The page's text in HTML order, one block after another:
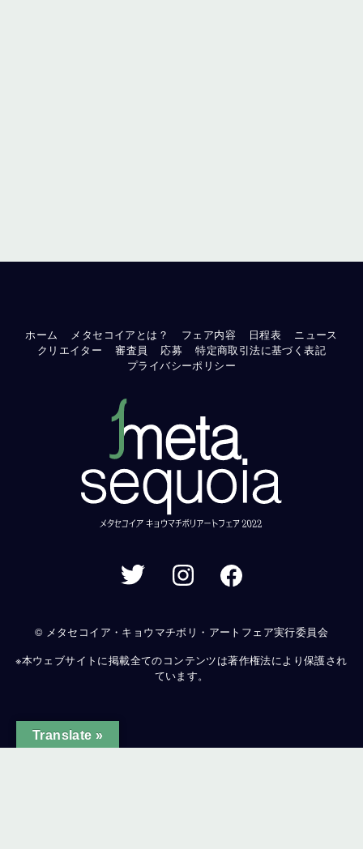
ホーム メタセコイアとは？ フェア内容 日程表
ニュース
クリエイター
審査員 応募
特定商取引法に基づく表記
プライバシーポリシー
© メタセコイア・キョウマチボリ・アートフェア実行委員会
※本ウェブサイトに掲載全てのコンテンツは著作権法により保護され
ています。
Translate »